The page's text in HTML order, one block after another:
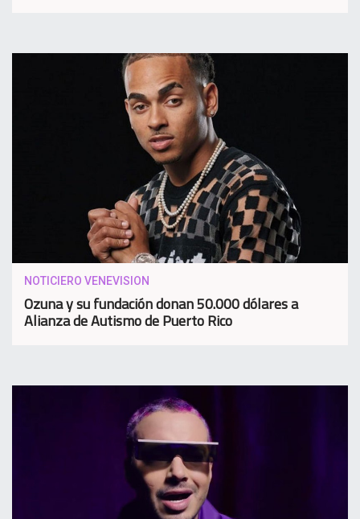
NOTICIERO VENEVISION
Ozuna y su fundación donan 50.000 dólares a
Alianza de Autismo de Puerto Rico